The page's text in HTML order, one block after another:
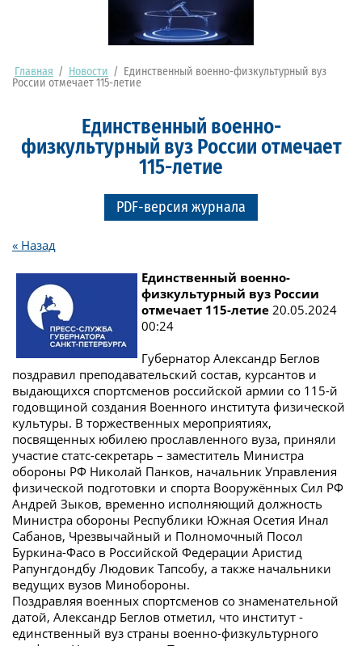
Главная / Новости /
Единственный военно-физкультурный вуз
России отмечает 115-летие
Единственный военно-
физкультурный вуз России отмечает
115-летие
PDF-версия журнала
« Назад
Единственный военно-
физкультурный вуз России
отмечает 115-летие 20.05.2024
00:24
Губернатор Александр Беглов
поздравил преподавательский состав, курсантов и
выдающихся спортсменов российской армии со 115-й
годовщиной создания Военного института физической
культуры. В торжественных мероприятиях,
посвященных юбилею прославленного вуза, приняли
участие статс-секретарь – заместитель Министра
обороны РФ Николай Панков, начальник Управления
физической подготовки и спорта Вооружённых Сил РФ
Андрей Зыков, временно исполняющий должность
Министра обороны Республики Южная Осетия Инал
Сабанов, Чрезвычайный и Полномочный Посол
Буркина-Фасо в Российской Федерации Аристид
Рапунгдондбу Людовик Тапсобу, а также начальники
ведущих вузов Минобороны.
Поздравляя военных спортсменов со знаменательной
датой, Александр Беглов отметил, что институт -
единственный вуз страны военно-физкультурного